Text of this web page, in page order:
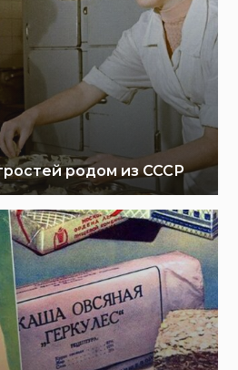
родом из СССР